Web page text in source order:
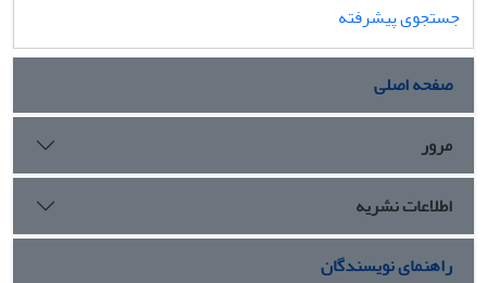
جستجوی پیشرفته
صفحه اصلی
مرور
اطلاعات نشریه
راهنمای نویسندگان